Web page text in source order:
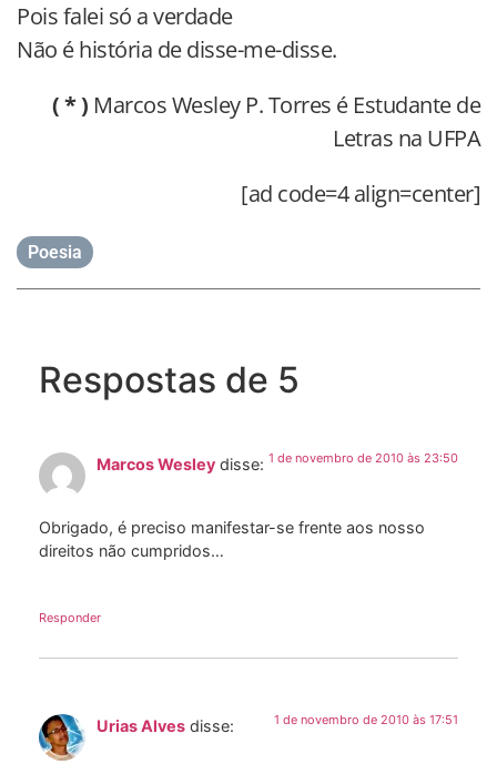
Pois falei só a verdade
Não é história de disse-me-disse.
( * ) Marcos Wesley P. Torres é Estudante de
Letras na UFPA
[ad code=4 align=center]
Poesia
Respostas de 5
Marcos Wesley disse: 1 de novembro de 2010 às 23:50
Obrigado, é preciso manifestar-se frente aos nosso
direitos não cumpridos…
Responder
Urias Alves disse: 1 de novembro de 2010 às 17:51